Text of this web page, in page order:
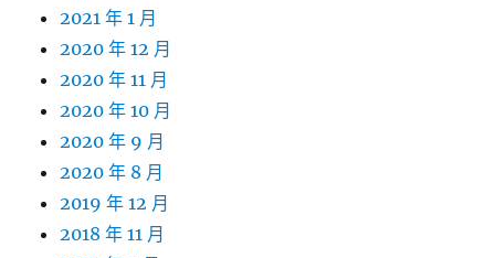
2021 年 1 月
2020 年 12 月
2020 年 11 月
2020 年 10 月
2020 年 9 月
2020 年 8 月
2019 年 12 月
2018 年 11 月